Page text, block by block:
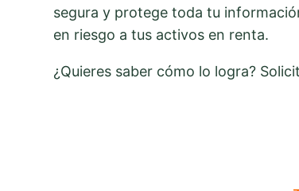
segura y protege toda tu
en riesgo a tus activos en renta.
¿Quieres saber cómo lo logra?